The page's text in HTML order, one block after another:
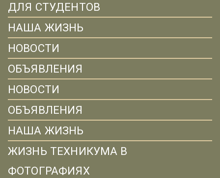
ДЛЯ СТУДЕНТОВ
НАША ЖИЗНЬ
НОВОСТИ
ОБЪЯВЛЕНИЯ
НОВОСТИ
ОБЪЯВЛЕНИЯ
НАША ЖИЗНЬ
ЖИЗНЬ ТЕХНИКУМА В
ФОТОГРАФИЯХ